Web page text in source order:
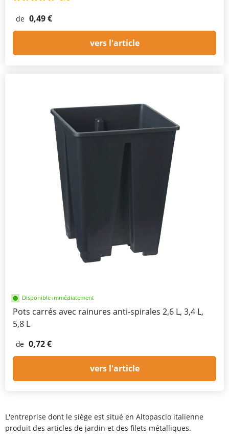
de 0,49 €
vers l'article
Disponible immédiatement
Pots carrés avec rainures anti-spirales 2,6 L, 3,4 L,
5,8 L
de 0,72 €
vers l'article
L'entreprise dont le siège est situé en Altopascio italienne
produit des articles de jardin et des filets métalliques.